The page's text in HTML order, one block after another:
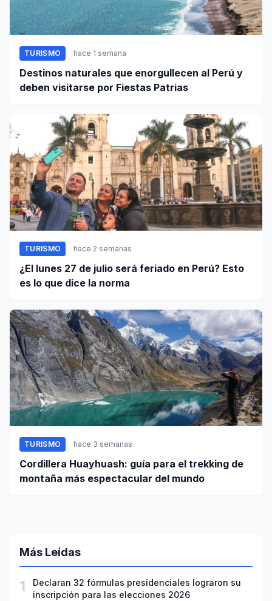
TURISMO hace 1 semana
Destinos naturales que enorgullecen al Perú y
deben visitarse por Fiestas Patrias
TURISMO hace 2 semanas
¿El lunes 27 de julio será feriado en Perú? Esto
es lo que dice la norma
TURISMO hace 3 semanas
Cordillera Huayhuash: guía para el trekking de
montaña más espectacular del mundo
Más Leídas
1
Declaran 32 fórmulas presidenciales lograron su
inscripción para las elecciones 2026